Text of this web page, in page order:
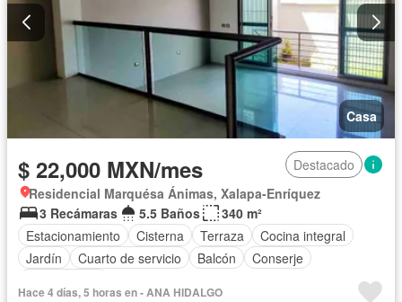
Casa
$ 22,000 MXN/mes
Destacado
Residencial Marquésa Ánimas, Xalapa-Enríquez
3 Recámaras
5.5 Baños
340 m²
Estacionamiento
Cisterna Terraza
Cocina integral
Jardín
Cuarto de servicio Balcón
Conserje
Hace 4 días, 5 horas en - ANA HIDALGO